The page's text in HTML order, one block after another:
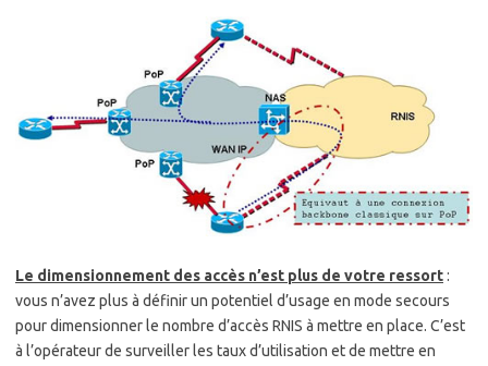
Le dimensionnement des accès n’est plus de votre ressort:
vous n’avez plus à définir un potentiel d’usage en mode secours
pour dimensionner le nombre d’accès RNIS à mettre en place. C’est
à l’opérateur de surveiller les taux d’utilisation et de mettre en